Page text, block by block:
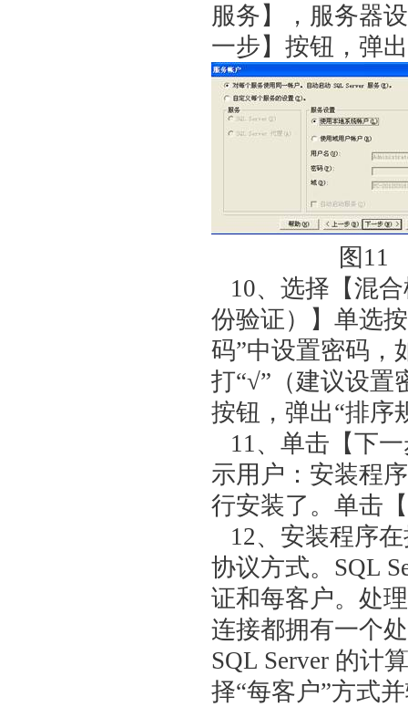
服务】，服务器
一步】按钮，弹
图
10、选择【混合
份验证）】单选
码”中设置密码，
打“√”（建议设置
按钮，弹出“排序
11、单击【下
示用户：安装程
行安装了。单击
12、安装程序
协议方式。SQL
证和每客户。处
连接都拥有一个
SQL Server 的计
择“每客户”方式